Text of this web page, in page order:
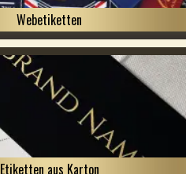
Webetiketten
Etiketten aus Karton